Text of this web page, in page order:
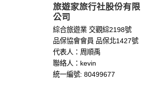
資料使用:
本公司不會向任何人出售
在以下情況下， 本公司會
1.遵守法令或政府機關的
2.為了保護使用者個人隱
配合警政單位調查並提供
自我保護措施:
旅遊家旅行社股份有限
公司
綜合旅遊業 交觀綜2198號
品保協會會員 品保北1427號
代表人：周順禹
聯絡人：kevin
統一編號: 80499677